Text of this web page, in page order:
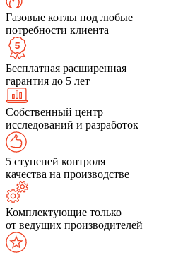
Газовые котлы под любые
потребности клиента
Бесплатная расширенная
гарантия до 5 лет
Собственный центр
исследований и разработок
5 ступеней контроля
качества на производстве
Комплектующие только
от ведущих производителей